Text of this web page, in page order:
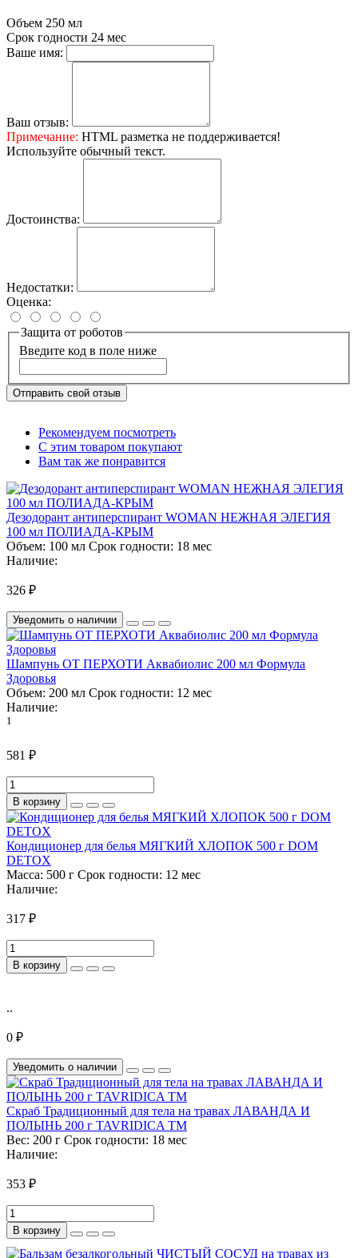
Объем 250 мл
Срок годности 24 мес
Ваше имя:
Ваш отзыв:
Примечание: HTML разметка не поддерживается!
Используйте обычный текст.
Достоинства:
Недостатки:
Оценка:
Защита от роботов
Введите код в поле ниже
Отправить свой отзыв
Рекомендуем посмотреть
С этим товаром покупают
Вам так же понравится
Дезодорант антиперспирант WOMAN НЕЖНАЯ ЭЛЕГИЯ
100 мл ПОЛИАДА-КРЫМ
Объем: 100 мл Срок годности: 18 мес
Наличие:
326 ₽
Уведомить о наличии
Шампунь ОТ ПЕРХОТИ Аквабиолис 200 мл Формула
Здоровья
Объем: 200 мл Срок годности: 12 мес
Наличие:
1
581 ₽
В корзину
Кондиционер для белья МЯГКИЙ ХЛОПОК 500 г DOM
DETOX
Масса: 500 г Срок годности: 12 мес
Наличие:
317 ₽
В корзину
..
0 ₽
Уведомить о наличии
Скраб Традиционный для тела на травах ЛАВАНДА И
ПОЛЫНЬ 200 г TAVRIDICA ТМ
Вес: 200 г Срок годности: 18 мес
Наличие:
353 ₽
В корзину